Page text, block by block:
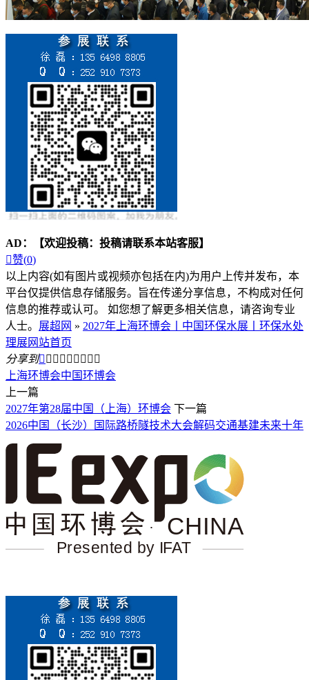
AD：
【欢迎投稿：投稿请联系本站客服】
赞(0)
以上内容(如有图片或视频亦包括在内)为用户上传并发布，本
平台仅提供信息存储服务。旨在传递分享信息，不构成对任何
信息的推荐或认可。 如您想了解更多相关信息，请咨询专业
人士。 展超网 » 2027年上海环博会丨中国环保水展丨环保水处
理展网站首页
分享到        
上海环博会中国环博会
上一篇
2027年第28届中国（上海）环博会 下一篇
2026中国（长沙）国际路桥隧技术大会解码交通基建未来十年